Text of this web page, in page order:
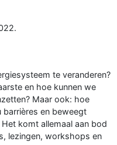
te veranderen?
en hoe kunnen we
Maar ook: hoe
barrières en beweegt
komt allemaal aan bod
lezingen, workshops en